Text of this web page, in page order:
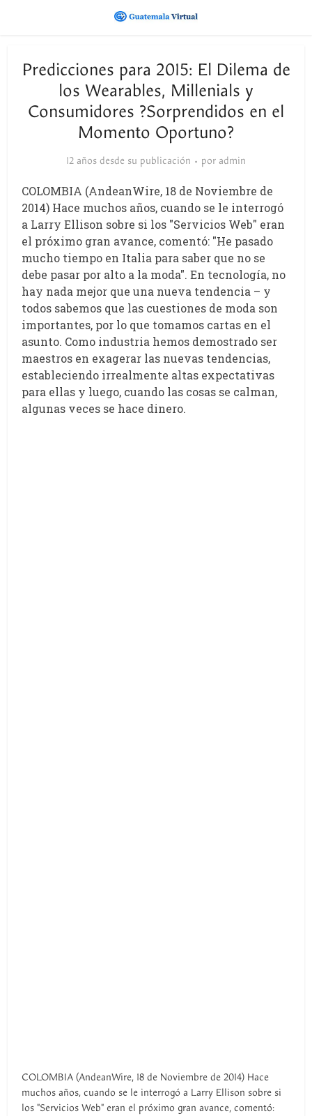
Predicciones para 2015: El Dilema de
los Wearables, Millenials y
Consumidores ?Sorprendidos en el
Momento Oportuno?
12 años desde su publicación por admin
COLOMBIA (AndeanWire, 18 de Noviembre de
2014) Hace muchos años, cuando se le interrogó
a Larry Ellison sobre si los "Servicios Web" eran
el próximo gran avance, comentó: "He pasado
mucho tiempo en Italia para saber que no se
debe pasar por alto a la moda". En tecnología, no
hay nada mejor que una nueva tendencia – y
todos sabemos que las cuestiones de moda son
importantes, por lo que tomamos cartas en el
asunto. Como industria hemos demostrado ser
maestros en exagerar las nuevas tendencias,
estableciendo irrealmente altas expectativas
para ellas y luego, cuando las cosas se calman,
algunas veces se hace dinero.
COLOMBIA (AndeanWire, 18 de Noviembre de 2014) Hace
muchos años, cuando se le interrogó a Larry Ellison sobre si
los "Servicios Web" eran el próximo gran avance, comentó: